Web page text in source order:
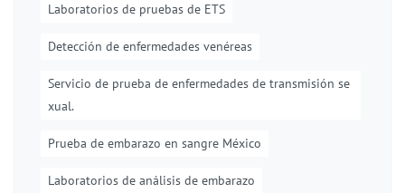
Laboratorios de pruebas de ETS
Detección de enfermedades venéreas
Servicio de prueba de enfermedades de transmisión se
xual.
Prueba de embarazo en sangre México
Laboratorios de análisis de embarazo